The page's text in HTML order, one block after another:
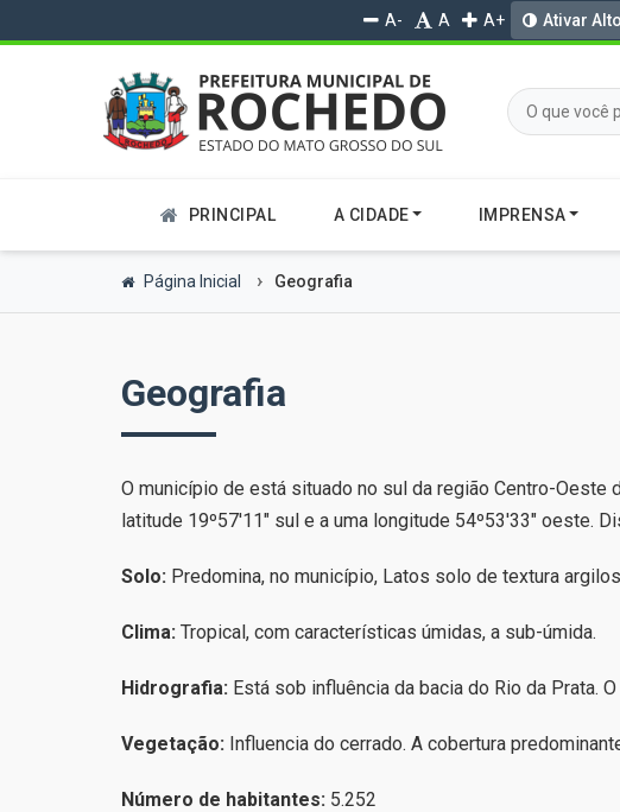
A- A A+ Ativar
PRINCIPAL A CIDADE IMPRENSA
Página Inicial Geografia
Geografia
O município de está situado no sul da região Centro-Oeste
latitude 19º57'11" sul e a uma longitude 54º53'33" oeste.
Solo: Predomina, no município, Latos solo de textura
Clima: Tropical, com características úmidas, a sub-úmida.
Hidrografia: Está sob influência da bacia do Rio da Prata.
Vegetação: Influencia do cerrado. A cobertura
Número de habitantes: 5.252